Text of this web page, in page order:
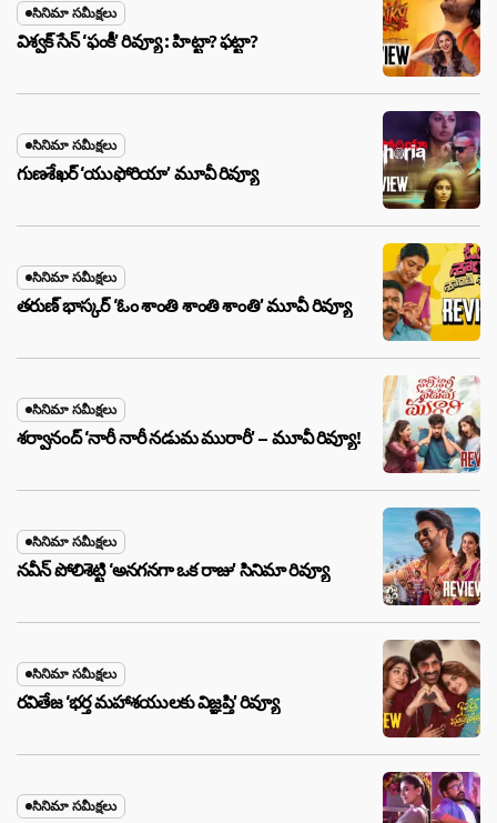
సినిమా సమీక్షలు
విశ్వక్ సేన్ ‘ఫంకీ’ రివ్యూ : హిట్టా? ఫట్టా?
సినిమా సమీక్షలు
గుణశేఖర్ ‘యుఫోరియా’ మూవీ రివ్యూ
సినిమా సమీక్షలు
తరుణ్ భాస్కర్ ‘ఓం శాంతి శాంతి శాంతి’ మూవీ రివ్యూ
సినిమా సమీక్షలు
శర్వానంద్ ‘నారీ నారీ నడుమ మురారీ’ – మూవీ రివ్యూ!
సినిమా సమీక్షలు
నవీన్ పోలిశెట్టి ‘అనగనగా ఒక రాజు’ సినిమా రివ్యూ
సినిమా సమీక్షలు
రవితేజ ‘భర్త మహాశయులకు విజ్ఞప్తి’ రివ్యూ
సినిమా సమీక్షలు